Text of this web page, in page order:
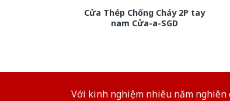
Cửa Thép Chống Cháy 2P tay
nam Cửa-a-SGD
Với kinh nghiệm nhiêu năm nghiên